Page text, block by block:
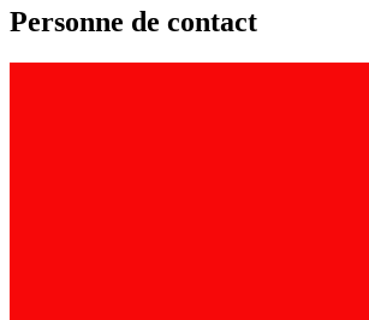
Personne de contact